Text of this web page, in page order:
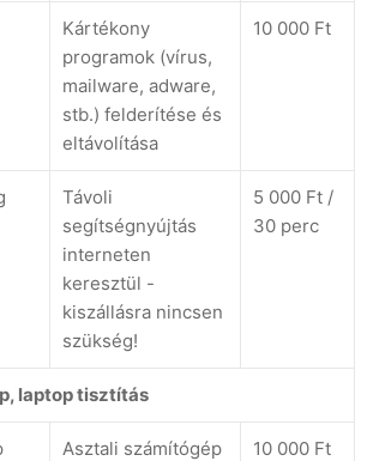
Kártékony
programok (vírus,
mailware, adware,
stb.) felderítése és
eltávolítása
10 000 Ft
Távoli
segítségnyújtás
interneten
keresztül -
kiszállásra nincsen
szükség!
5 000 Ft /
30 perc
laptop tisztítás
Asztali számítógép
10 000 Ft